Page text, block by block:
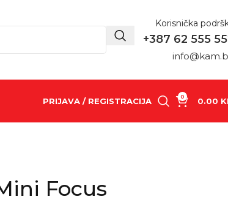
Korisnička
+387 62 555
PRIJAVA / REGISTRACIJA 0 0.00
Focus